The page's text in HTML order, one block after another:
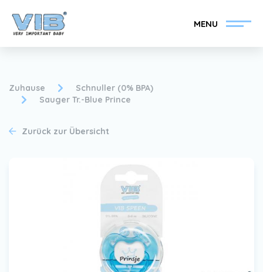
MENU
VIB®-Händler werden
Finden Sie Ihren VIB®-
Händler
VIB®-Händler werden
Zuhause
Schnuller (0% BPA)
Sauger Tr.-Blue Prince
Zurück zur Übersicht